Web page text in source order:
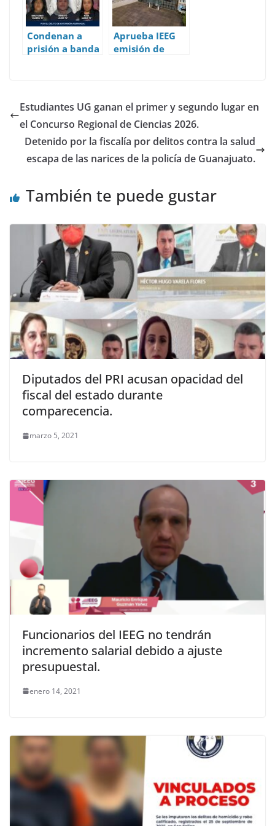
Condenan a
prisión a banda
asediaban a
comerciantes
en Irapuato.
Aprueba IEEG
emisión de
consejos
distritales y
municipales.
Estudiantes UG ganan el primer y segundo lugar en
el Concurso Regional de Ciencias 2026.
Detenido por la fiscalía por delitos contra la salud
escapa de las narices de la policía de Guanajuato.
También te puede gustar
Diputados del PRI acusan opacidad del
fiscal del estado durante
comparecencia.
marzo 5, 2021
Funcionarios del IEEG no tendrán
incremento salarial debido a ajuste
presupuestal.
enero 14, 2021